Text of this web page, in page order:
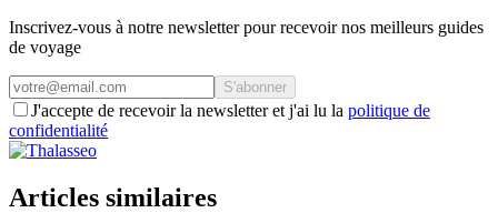
Inscrivez-vous à notre newsletter pour recevoir nos meilleurs guides
de voyage
S'abonner
J'accepte de recevoir la newsletter et j'ai lu la politique de
confidentialité
Articles similaires